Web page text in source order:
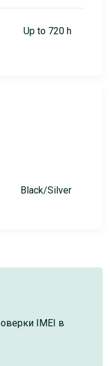
Up to 720 h
Black/Silver
IMEI в